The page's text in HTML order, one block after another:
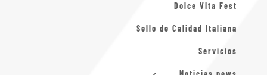
Dolce VIta Fest
Sello de Calidad Italiana
Servicios